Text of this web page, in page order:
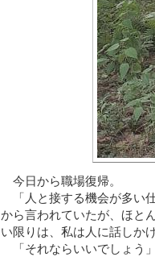
今日から職場復帰。
「人と接する機会が多い
から言われていたが、ほと
い限りは、私は人に話しか
「それならいいでしょう